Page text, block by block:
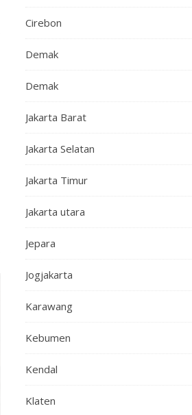
Cirebon
Demak
Demak
Jakarta Barat
Jakarta Selatan
Jakarta Timur
Jakarta utara
Jepara
Jogjakarta
Karawang
Kebumen
Kendal
Klaten